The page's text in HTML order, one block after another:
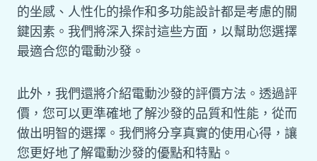
的坐感、人性化的操作和多功能設計都是考慮的關
鍵因素。我們將深入探討這些方面，以幫助您選擇
最適合您的電動沙發。
此外，我們還將介紹電動沙發的評價方法。透過評
價，您可以更準確地了解沙發的品質和性能，從而
做出明智的選擇。我們將分享真實的使用心得，讓
您更好地了解電動沙發的優點和特點。